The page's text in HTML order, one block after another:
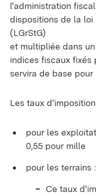
l'administration
dispositions de la
(LGrStG)
et multipliée dans
indices fiscaux fixés
servira de base
Les taux
pour les
0,55 pour mille
pour les terrains
Ce taux